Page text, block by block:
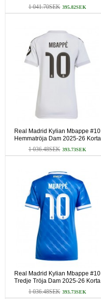
1 041.70SEK 395.82SEK
Real Madrid Kylian Mbappe #10
Hemmatröja Dam 2025-26 Korta
ärmar
1 036.48SEK 393.73SEK
Real Madrid Kylian Mbappe #10
Tredje Tröja Dam 2025-26 Korta
ärmar
1 036.48SEK 393.73SEK